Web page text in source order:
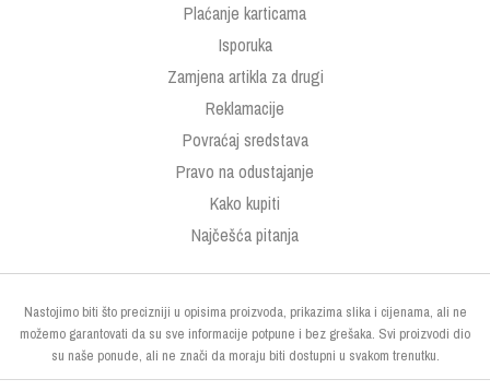
Plaćanje karticama
Isporuka
Zamjena artikla za drugi
Reklamacije
Povraćaj sredstava
Pravo na odustajanje
Kako kupiti
Najčešća pitanja
Nastojimo biti što precizniji u opisima proizvoda, prikazima slika i cijenama, ali ne
možemo garantovati da su sve informacije potpune i bez grešaka. Svi proizvodi dio
su naše ponude, ali ne znači da moraju biti dostupni u svakom trenutku.